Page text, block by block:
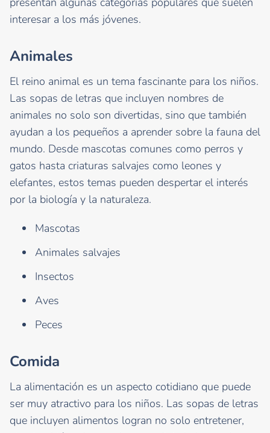
interesar a los más jóvenes.
Animales
El reino animal es un tema fascinante para los niños.
Las sopas de letras que incluyen nombres de
animales no solo son divertidas, sino que también
ayudan a los pequeños a aprender sobre la fauna del
mundo. Desde mascotas comunes como perros y
gatos hasta criaturas salvajes como leones y
elefantes, estos temas pueden despertar el interés
por la biología y la naturaleza.
Mascotas
Animales salvajes
Insectos
Aves
Peces
Comida
La alimentación es un aspecto cotidiano que puede
ser muy atractivo para los niños. Las sopas de letras
que incluyen alimentos logran no solo entretener,